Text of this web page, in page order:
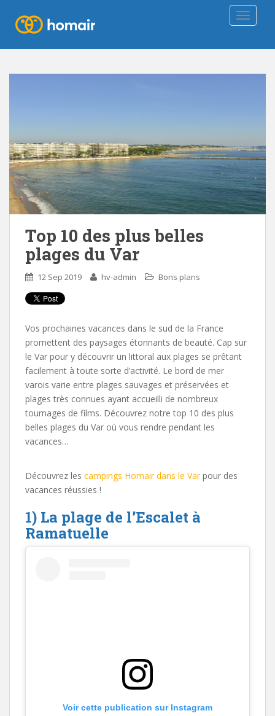
Top 10 des plus belles
plages du Var
12 Sep 2019 hv-admin Bons plans
Vos prochaines vacances dans le sud de la France
promettent des paysages étonnants de beauté. Cap sur
le Var pour y découvrir un littoral aux plages se prêtant
facilement à toute sorte d’activité. Le bord de mer
varois varie entre plages sauvages et préservées et
plages très connues ayant accueilli de nombreux
tournages de films. Découvrez notre top 10 des plus
belles plages du Var où vous rendre pendant les
vacances…
Découvrez les campings Homair dans le Varpour des
vacances réussies !
1) La plage de l’Escalet à
Ramatuelle
Voir cette publication sur Instagram